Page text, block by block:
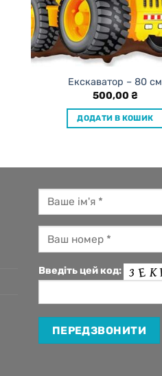
Екскаватор – 80 см
500,00 ₴
ДОДАТИ В КОШИК
Введіть цей код: